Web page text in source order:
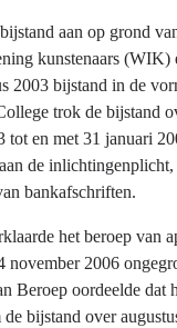
aan op grond
kunstenaars (WIK)
2003 bijstand in de
trok de bijstand
tot en met 31 januari
de inlichtingenplicht,
bankafschriften.
het beroep van
november 2006
Beroep oordeelde dat
bijstand over